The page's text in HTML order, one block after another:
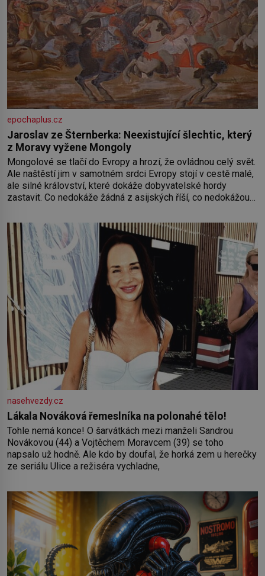
epochaplus.cz
Jaroslav ze Šternberka: Neexistující šlechtic, který
z Moravy vyžene Mongoly
Mongolové se tlačí do Evropy a hrozí, že ovládnou celý svět.
Ale naštěstí jim v samotném srdci Evropy stojí v cestě malé,
ale silné království, které dokáže dobyvatelské hordy
zastavit. Co nedokáže žádná z asijských říší, co nedokážou
od roku 1223 postupují podél Kaspického a Azovského
moře,
nasehvezdy.cz
Lákala Nováková řemeslníka na polonahé tělo!
Tohle nemá konce! O šarvátkách mezi manželi Sandrou
Novákovou (44) a Vojtěchem Moravcem (39) se toho
napsalo už hodně. Ale kdo by doufal, že horká zem u herečky
ze seriálu Ulice a režiséra vychladne,